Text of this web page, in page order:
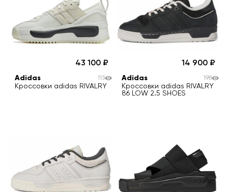
43 100
Adidas
Кроссовки adidas RIVALRY
113
14 900
Adidas
Кроссовки adidas RIVALRY
86 LOW 2.5 SHOES
198